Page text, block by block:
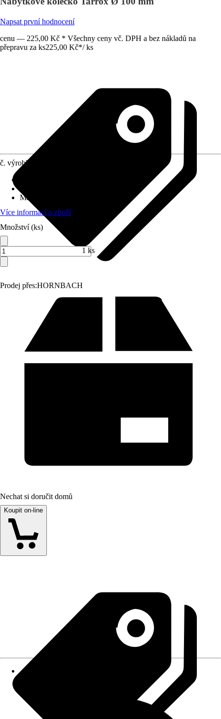
Napsat první hodnocení
cenu — 225,00 Kč * Všechny ceny vč. DPH a bez nákladů na
přepravu za ks225,00 Kč*/ ks
Prodej přes:HORNBACH
č. výrobku
Max. nosnost
Více informací o zboží
Množství (ks)
1 ks
Nechat si doručit domů
Koupit on-line